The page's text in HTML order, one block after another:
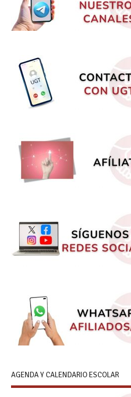
AGENDA Y CALENDARIO ESCOLAR